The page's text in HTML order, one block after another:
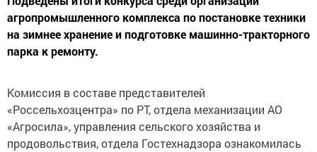
агропромышленного комплекса по постановке техники
на зимнее хранение и подготовке машинно-тракторного
парка к ремонту.
Комиссия в составе представителей
«Россельхозцентра» по РТ, отдела механизации АО
«Агросила», управления сельского хозяйства и
продовольствия, отдела Гостехнадзора ознакомилась